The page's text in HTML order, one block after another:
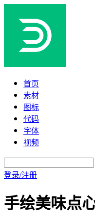
首页
素材
图标
代码
字体
视频
登录/注册
手绘美味点